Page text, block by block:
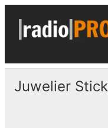
Skip
content
Juwelier